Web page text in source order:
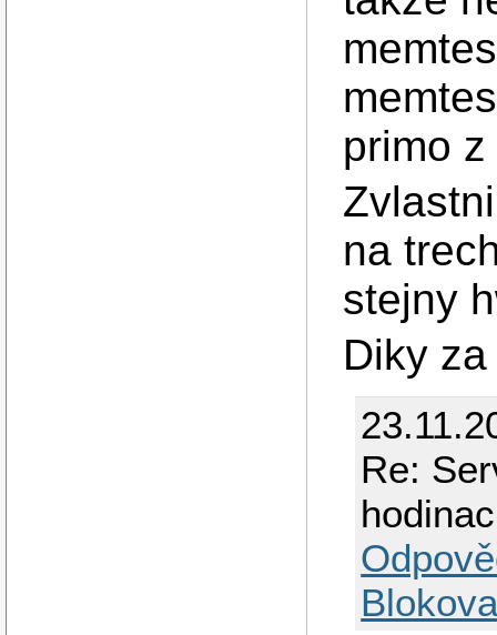
primo
na
stejny
Diky
Re: